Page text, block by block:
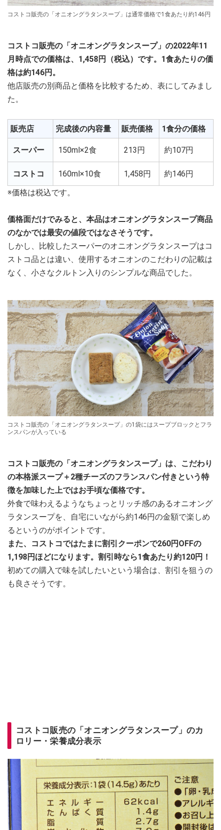
コストコ販売の「オニオングラタンスープ」は通常価格で1食あたり約146円
コストコ販売の「オニオングラタンスープ」の2022年11
月時点での価格は、1,458円（税込）です。1食あたりの価
格は約146円。
他店販売の別商品と価格を比較するため、表にしてみまし
た。
販売店 完成後の内容量 販売価格 1食分の価格
スーパー 150ml×2食 213円 約107円
コストコ 160ml×10食 1,458円
約146円
※価格は税込です。
価格面だけでみると、本品はオニオングラタンスープ商品
のなかでは最安の値段ではなさそうです。
しかし、比較したスーパーのオニオングラタンスープはコ
ストコ品とは違い、使用するオニオンのこだわりの記載は
なく、小さなクルトン入りのシンプルな商品でした。
コストコ販売の「オニオングラタンスープ」の1袋にはスープブロックとフラ
ンスパンが入っている
コストコ販売の「オニオングラタンスープ」は、こだわり
の本格派スープ＋2種チーズのフランスパン付きという特
徴を加味した上ではお手頃な価格です。
外食で味わえるようなちょっとリッチ感のあるオニオング
ラタンスープを、自宅にいながら約146円の金額で楽しめ
るというのがポイントです。
また、コストコではたまに割引クーポンで260円OFFの
1,198円ほどになります。割引時なら1食あたり約120円！
初めての購入で味を試したいという場合は、割引を狙うの
も良さそうです。
コストコ販売の「オニオングラタンスープ」のカ
ロリー・栄養成分表示